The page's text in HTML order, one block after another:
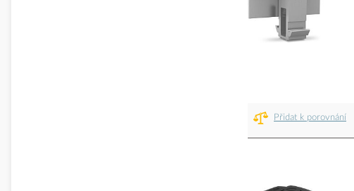
Přidat k porovnání